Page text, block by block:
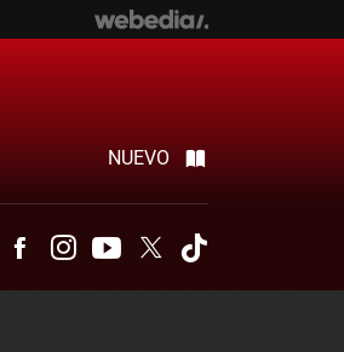
NUEVO
TelegramFacebookInstagramYoutubeTwitter